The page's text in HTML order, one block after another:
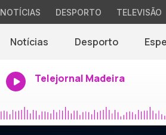
NOTÍCIAS DESPORTO TELEVISÃO
Notícias Desporto
Telejornal Madeira